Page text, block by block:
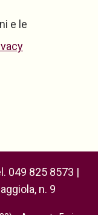
e le
049 825 8573 |
n. 9